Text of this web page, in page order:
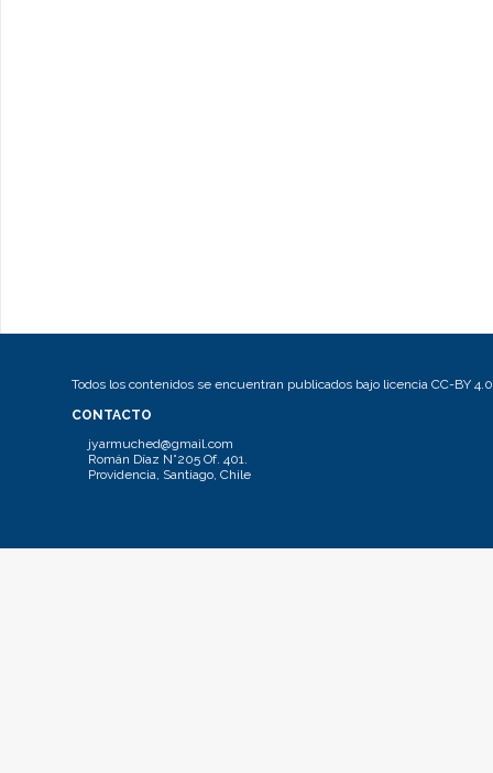
Todos los contenidos se encuentran publicados bajo licencia CC-BY 4.0
CONTACTO
jyarmuched@gmail.com
Román Díaz N°205 Of. 401.
Providencia, Santiago, Chile